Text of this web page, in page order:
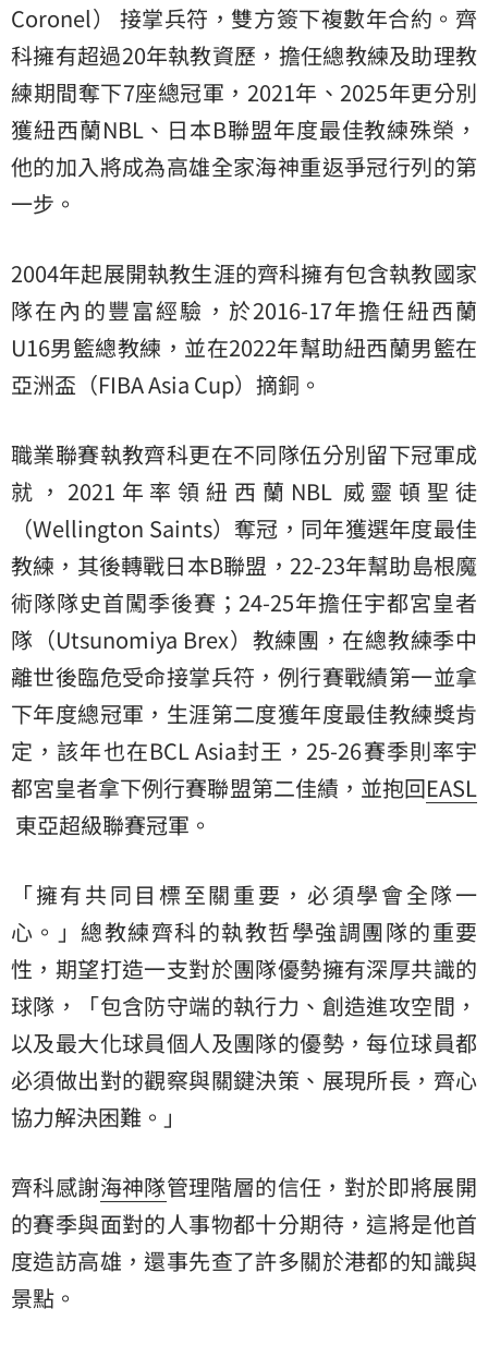
Coronel） 接掌兵符，雙方簽下複數年合約。齊
科擁有超過20年執教資歷，擔任總教練及助理教
練期間奪下7座總冠軍，2021年、2025年更分別
獲紐西蘭NBL、日本B聯盟年度最佳教練殊榮，
他的加入將成為高雄全家海神重返爭冠行列的第
一步。
2004年起展開執教生涯的齊科擁有包含執教國家
隊在內的豐富經驗，於2016-17年擔任紐西蘭
U16男籃總教練，並在2022年幫助紐西蘭男籃在
亞洲盃（FIBA Asia Cup）摘銅。
職業聯賽執教齊科更在不同隊伍分別留下冠軍成
就，2021年率領紐西蘭NBL 威靈頓聖徒
（Wellington Saints）奪冠，同年獲選年度最佳
教練，其後轉戰日本B聯盟，22-23年幫助島根魔
術隊隊史首闖季後賽；24-25年擔任宇都宮皇者
隊（Utsunomiya Brex）教練團，在總教練季中
離世後臨危受命接掌兵符，例行賽戰績第一並拿
下年度總冠軍，生涯第二度獲年度最佳教練獎肯
定，該年也在BCL Asia封王，25-26賽季則率宇
都宮皇者拿下例行賽聯盟第二佳績，並抱回EASL
東亞超級聯賽冠軍。
「擁有共同目標至關重要，必須學會全隊一
心。」總教練齊科的執教哲學強調團隊的重要
性，期望打造一支對於團隊優勢擁有深厚共識的
球隊，「包含防守端的執行力、創造進攻空間，
以及最大化球員個人及團隊的優勢，每位球員都
必須做出對的觀察與關鍵決策、展現所長，齊心
協力解決困難。」
齊科感謝海神隊管理階層的信任，對於即將展開
的賽季與面對的人事物都十分期待，這將是他首
度造訪高雄，還事先查了許多關於港都的知識與
景點。